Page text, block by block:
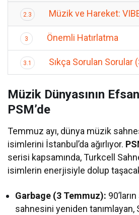
2.3 Müzik ve Hareket:
3 Önemli Hatırlatma
3.1 Sıkça Sorulan Sorular
Müzik Dünyasının
PSM’de
Temmuz ayı, dünya müzik
isimlerini İstanbul’da ağırlıyor.
serisi kapsamında, Turkcell
isimlerin enerjisiyle dolup
Garbage (3 Temmuz):
sahnesini yeniden tanımlayan,